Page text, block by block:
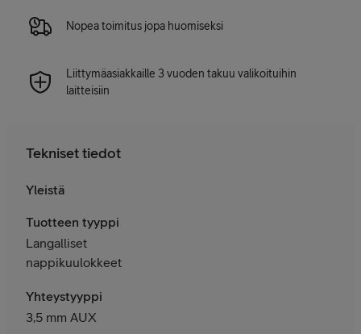
Nopea toimitus jopa huomiseksi
Liittymäasiakkaille 3 vuoden takuu valikoituihin
laitteisiin
Tekniset tiedot
Yleistä
Tuotteen tyyppi
Langalliset
nappikuulokkeet
Yhteystyyppi
3,5 mm AUX